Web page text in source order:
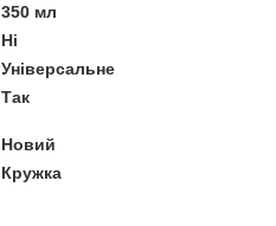
350 мл
Ні
Універсальне
Так
Новий
Кружка